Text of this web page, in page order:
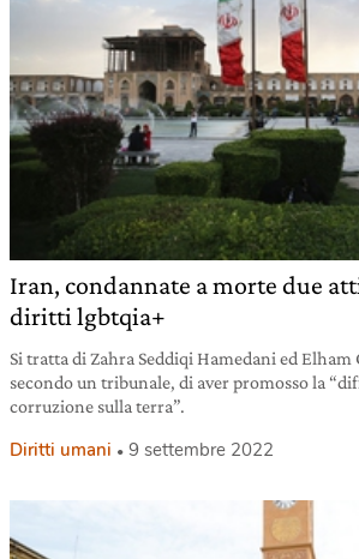
Iran, condannate a morte due
diritti lgbtqia+
Si tratta di Zahra Seddiqi Hamedani ed
secondo un tribunale, di aver promosso la
corruzione sulla terra”.
Diritti umani 9 settembre 2022